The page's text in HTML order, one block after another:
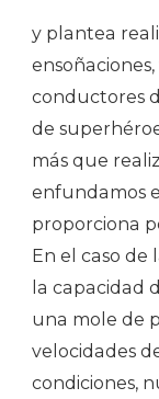
y plantea
conductores
de
más que
enfundamos
proporciona
En el caso de
la capacidad
una mole de
velocidades
condiciones,